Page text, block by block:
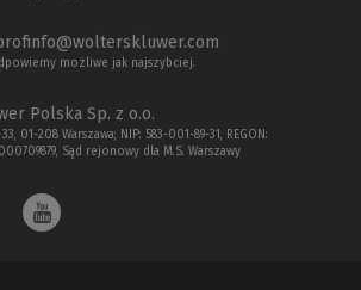
możliwe jak najszybciej.
Polska Sp. z o.o.
01-208 Warszawa; NIP: 583-001-89-31, REGON:
Sąd rejonowy dla M.S. Warszawy